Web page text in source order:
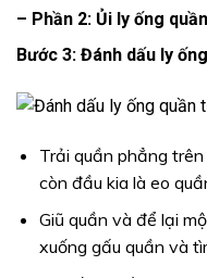
– Phần 2: Ủi ly ống quần
Bước 3: Đánh dấu ly
Trải quần phẳng
còn đầu kia là eo
Giũ quần và để lại
xuống gấu quần và